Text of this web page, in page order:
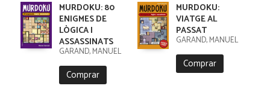
MURDOKU: 80
ENIGMES DE
LÒGICA I
ASSASSINATS
GARAND, MANUEL
Comprar
MURDOKU:
VIATGE AL
PASSAT
GARAND, MANUEL
Comprar